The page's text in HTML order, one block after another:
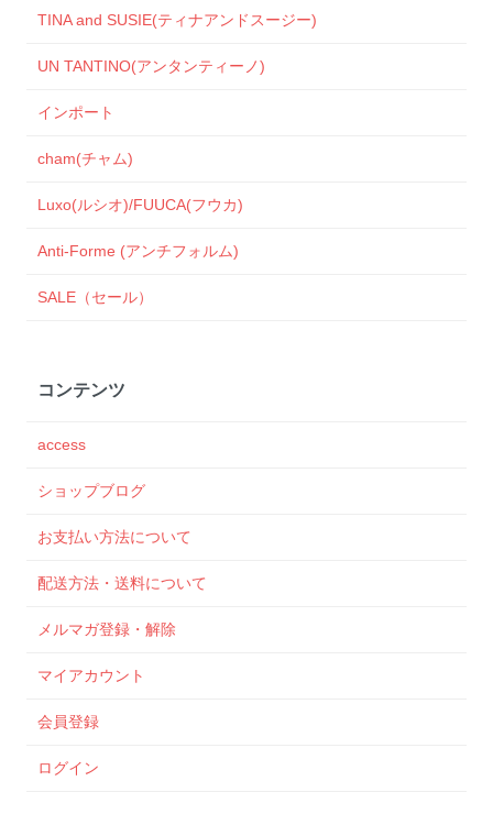
TINA and SUSIE(ティナアンドスージー)
UN TANTINO(アンタンティーノ)
インポート
cham(チャム)
Luxo(ルシオ)/FUUCA(フウカ)
Anti-Forme (アンチフォルム)
SALE（セール）
コンテンツ
access
ショップブログ
お支払い方法について
配送方法・送料について
メルマガ登録・解除
マイアカウント
会員登録
ログイン